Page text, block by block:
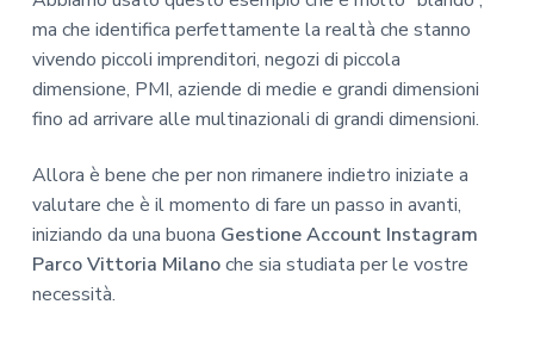
ma che identifica perfettamente la realtà che stanno
vivendo piccoli imprenditori, negozi di piccola
dimensione, PMI, aziende di medie e grandi dimensioni
fino ad arrivare alle multinazionali di grandi dimensioni.
Allora è bene che per non rimanere indietro iniziate a
valutare che è il momento di fare un passo in avanti,
iniziando da una buona Gestione Account Instagram
Parco Vittoria Milanoche sia studiata per le vostre
necessità.